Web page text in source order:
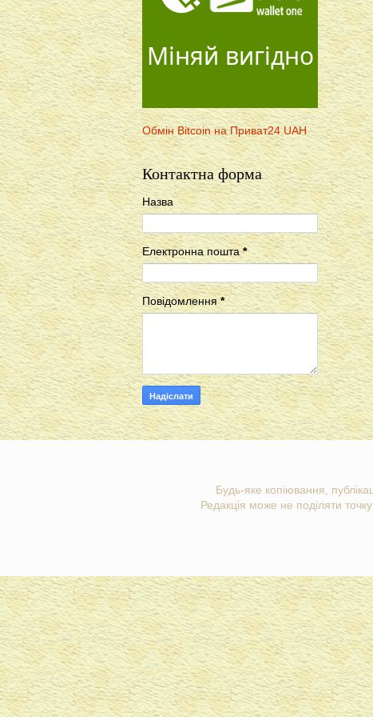
Міняй вигідно
Обмін Bitcoin на Приват24 UAH
Контактна форма
Назва
Електронна пошта*
Повідомлення *
Будь-яке копіювання,
Редакція може не поділяти точку